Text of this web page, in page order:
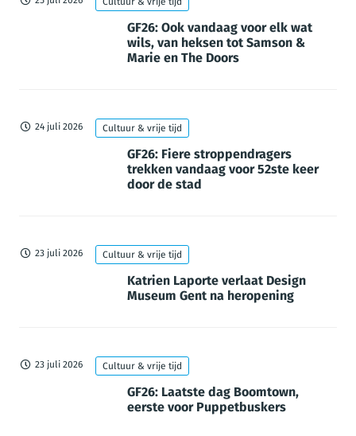
GF26: Ook vandaag voor elk wat
wils, van heksen tot Samson &
Marie en The Doors
24 juli 2026 Cultuur & vrije tijd
GF26: Fiere stroppendragers
trekken vandaag voor 52ste keer
door de stad
23 juli 2026 Cultuur & vrije tijd
Katrien Laporte verlaat Design
Museum Gent na heropening
23 juli 2026 Cultuur & vrije tijd
GF26: Laatste dag Boomtown,
eerste voor Puppetbuskers